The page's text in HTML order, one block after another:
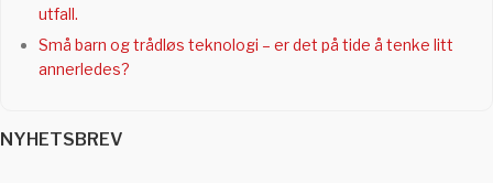
utfall.
Små barn og trådløs teknologi – er det på tide å tenke litt
annerledes?
NYHETSBREV